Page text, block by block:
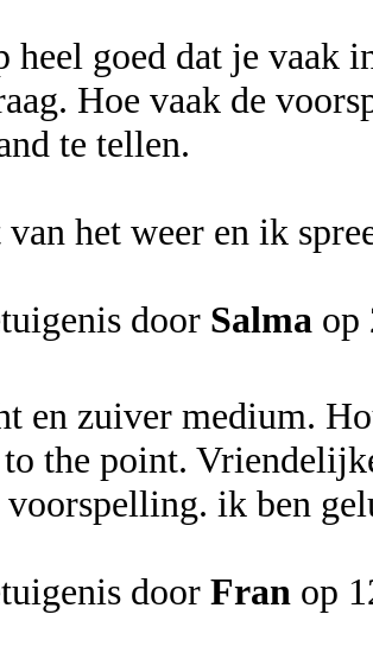
heel goed dat je vaak
Hoe vaak de
te tellen.
van het weer en ik
door Salma op
en zuiver medium.
the point.
ik ben
door Fran op